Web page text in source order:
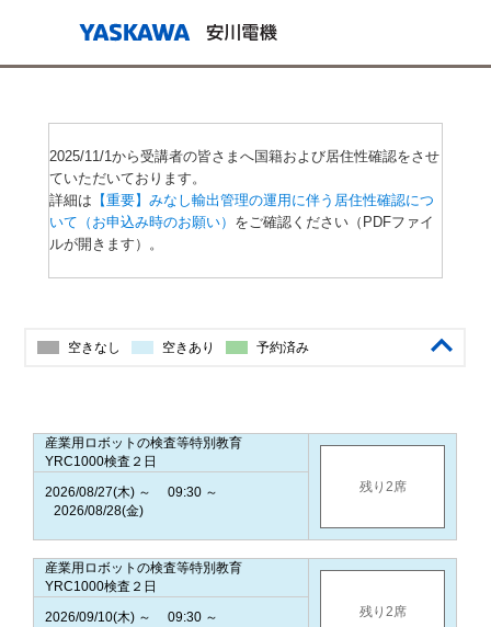
2025/11/1から受講者の皆さまへ国籍および居住性確認をさせ
ていただいております。
詳細は 【重要】みなし輸出管理の運用に伴う居住性確認につ
いて（お申込み時のお願い） をご確認ください（PDFファイ
ルが開きます）。